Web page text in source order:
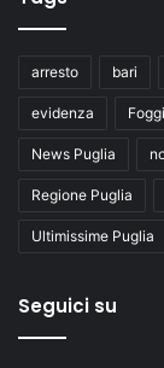
arresto bari
evidenza
News Puglia
Regione Puglia
Ultimissime Puglia
Seguici su